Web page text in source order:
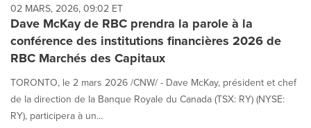
02 MARS, 2026, 09:02 ET
Dave McKay de RBC prendra la parole à la
conférence des institutions financières 2026 de
RBC Marchés des Capitaux
TORONTO, le 2 mars 2026 /CNW/ - Dave McKay, président et chef
de la direction de la Banque Royale du Canada (TSX: RY) (NYSE:
RY), participera à un...